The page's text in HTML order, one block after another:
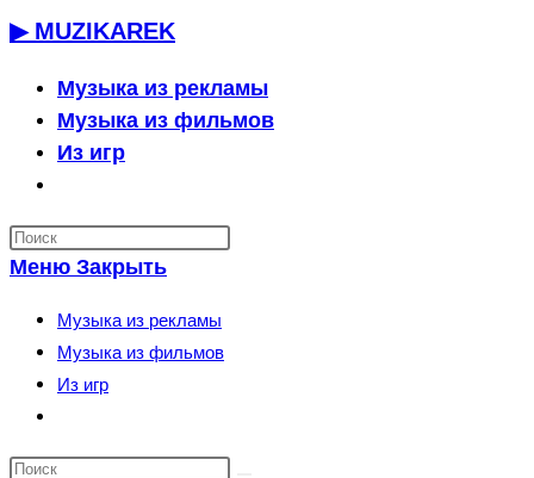
Перейти
содержимому
▶ MUZIKAREK
Музыка из рекламы
Музыка из фильмов
Из игр
по
веб-
сайту
Меню Закрыть
Музыка из рекламы
Музыка из фильмов
Из игр